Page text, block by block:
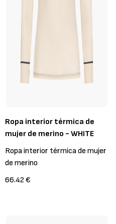
Ropa interior térmica de
mujer de merino - WHITE
Ropa interior térmica de mujer
de merino
66.42 €